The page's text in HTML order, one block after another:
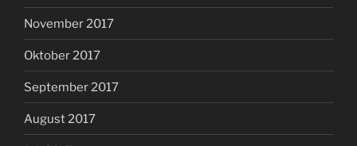
November 2017
Oktober 2017
September 2017
August 2017